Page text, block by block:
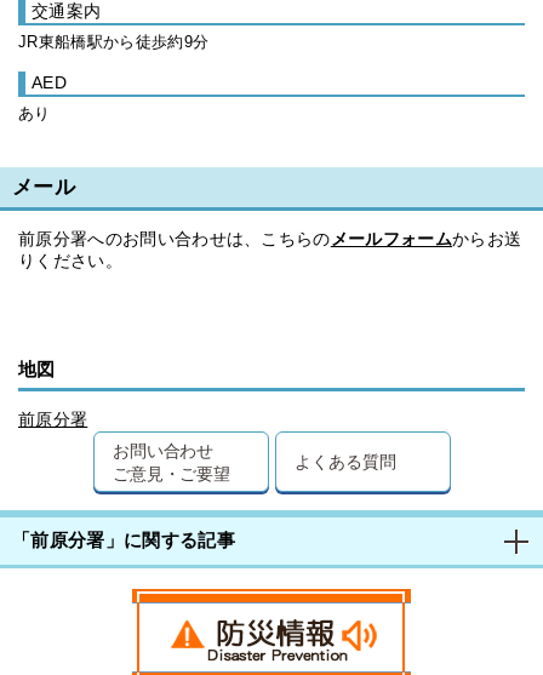
交通案内
JR東船橋駅から徒歩約9分
AED
あり
メール
前原分署へのお問い合わせは、こちらの メールフォームからお送
りください。
地図
前原分署
お問い合わせ
ご意見・ご要望
よくある質問
「前原分署」に関する記事